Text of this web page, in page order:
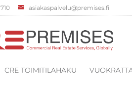
asiakaspalvelu@premises.fi
CRE TOIMITILAHAKU